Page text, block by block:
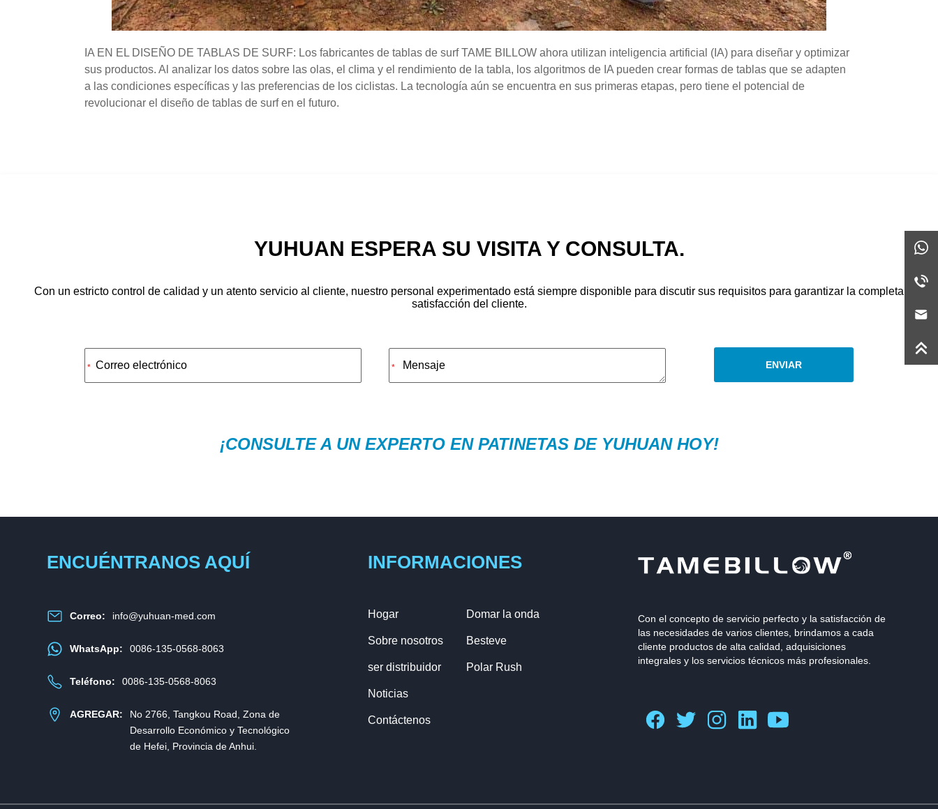
IA EN EL DISEÑO DE TABLAS DE SURF: Los fabricantes de tablas de surf TAME BILLOW ahora utilizan inteligencia artificial (IA) para diseñar y optimizar
sus productos. Al analizar los datos sobre las olas, el clima y el rendimiento de la tabla, los algoritmos de IA pueden crear formas de tablas que se adapten
a las condiciones específicas y las preferencias de los ciclistas. La tecnología aún se encuentra en sus primeras etapas, pero tiene el potencial de
revolucionar el diseño de tablas de surf en el futuro.
YUHUAN ESPERA SU VISITA Y CONSULTA.
Con un estricto control de calidad y un atento servicio al cliente, nuestro personal experimentado está siempre disponible para discutir sus requisitos para garantizar la completa
satisfacción del cliente.
* * ENVIAR
Alternative:
¡CONSULTE A UN EXPERTO EN PATINETAS DE YUHUAN HOY!
ENCUÉNTRANOS AQUÍ
Correo: info@yuhuan-med.com
WhatsApp: 0086-135-0568-8063
Teléfono: 0086-135-0568-8063
AGREGAR:
No 2766, Tangkou Road, Zona de
Desarrollo Económico y Tecnológico
de Hefei, Provincia de Anhui.
INFORMACIONES
Hogar
Sobre nosotros
ser distribuidor
Noticias
Contáctenos
Domar la onda
Besteve
Polar Rush
Con el concepto de servicio perfecto y la satisfacción de
las necesidades de varios clientes, brindamos a cada
cliente productos de alta calidad, adquisiciones
integrales y los servicios técnicos más profesionales.